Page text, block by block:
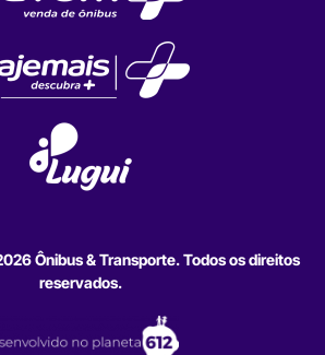
Ônibus & Transporte. Todos os direitos
reservados.